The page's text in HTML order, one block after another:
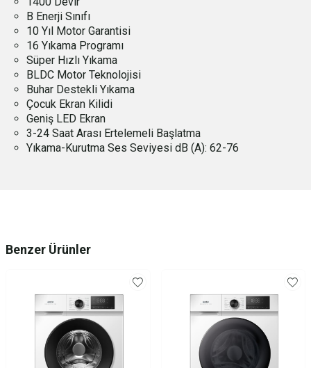
B Enerji Sınıfı
10 Yıl Motor Garantisi
16 Yıkama Programı
Süper Hızlı Yıkama
BLDC Motor Teknolojisi
Buhar Destekli Yıkama
Çocuk Ekran Kilidi
Geniş LED Ekran
3-24 Saat Arası Ertelemeli Başlatma
Yıkama-Kurutma Ses Seviyesi dB (A): 62-76
Benzer Ürünler